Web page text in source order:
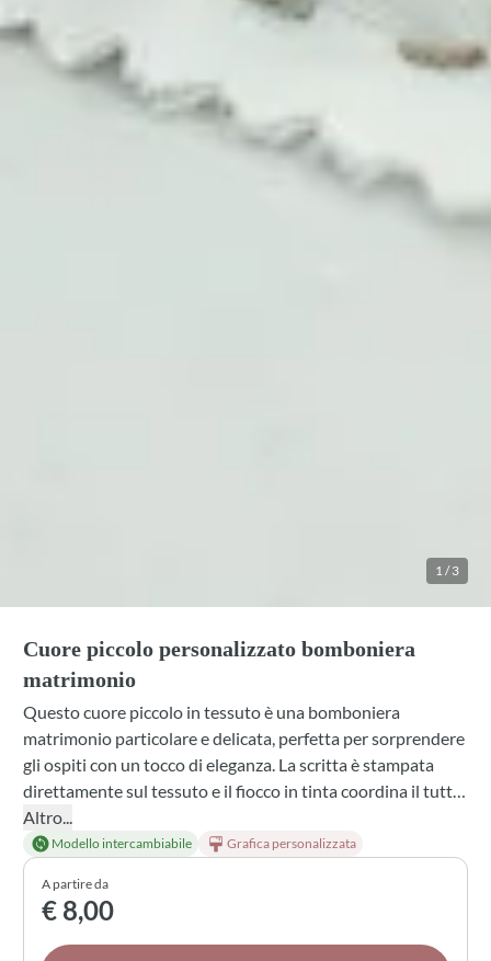
1 /3
Cuore piccolo personalizzato bomboniera
matrimonio
Questo cuore piccolo in tessuto è una bomboniera
matrimonio particolare e delicata, perfetta per sorprendere
gli ospiti con un tocco di eleganza. La scritta è stampata
direttamente sul tessuto e il fiocco in tinta coordina il tutto.
Personalizzalo con la tua grafica oppure chiedi una nuova
creazione: scegli il materiale tra cotone, lino e varianti a
quadri, seleziona la profumazione che preferisci e il tipo di
confetti da racchiudere al suo interno.
Altro...
Modello intercambiabile Grafica personalizzata
A partire da
€ 8,00